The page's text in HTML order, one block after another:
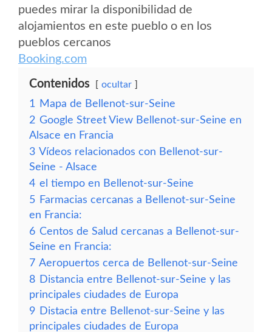
puedes mirar la disponibilidad de
alojamientos en este pueblo o en los
pueblos cercanos
Booking.com
Contenidos ocultar
1
Mapa de Bellenot-sur-Seine
2 Google Street View Bellenot-sur-Seine en
Alsace en Francia
3 Vídeos relacionados con Bellenot-sur-
Seine - Alsace
4 el tiempo en Bellenot-sur-Seine
5 Farmacias cercanas a Bellenot-sur-Seine
en Francia:
6 Centos de Salud cercanas a Bellenot-sur-
Seine en Francia:
7 Aeropuertos cerca de Bellenot-sur-Seine
8 Distancia entre Bellenot-sur-Seine y las
principales ciudades de Europa
9 Distacia entre Bellenot-sur-Seine y las
principales ciudades de Europa